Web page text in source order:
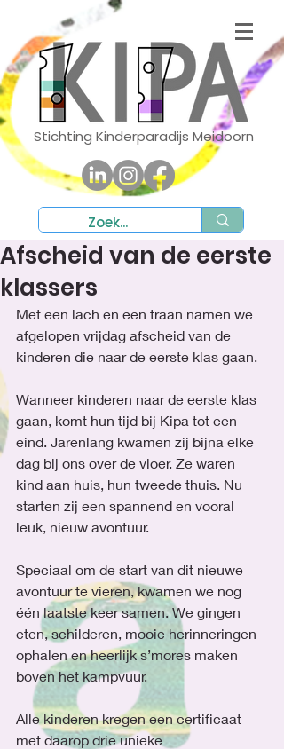
Stichting Kinderparadijs Meidoorn
Afscheid van de eerste
klassers
Met een lach en een traan namen we
afgelopen vrijdag afscheid van de
kinderen die naar de eerste klas gaan.
Wanneer kinderen naar de eerste klas
gaan, komt hun tijd bij Kipa tot een
eind. Jarenlang kwamen zij bijna elke
dag bij ons over de vloer. Ze waren
kind aan huis, hun tweede thuis. Nu
starten zij een spannend en vooral
leuk, nieuw avontuur.
Speciaal om de start van dit nieuwe
avontuur te vieren, kwamen we nog
één laatste keer samen. We gingen
eten, schilderen, mooie herinneringen
ophalen en heerlijk s’mores maken
boven het kampvuur.
Alle kinderen kregen een certificaat
met daarop drie unieke